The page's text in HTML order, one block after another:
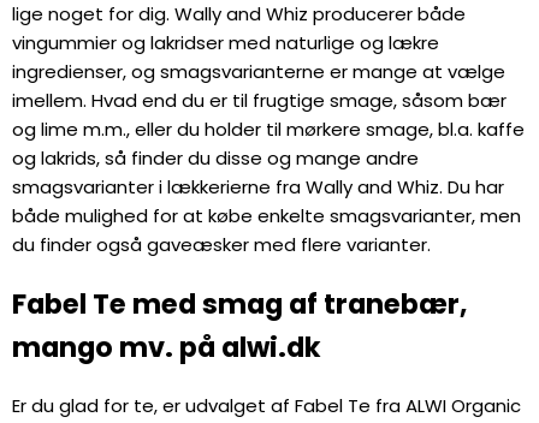
lige noget for dig. Wally and Whiz producerer både
vingummier og lakridser med naturlige og lækre
ingredienser, og smagsvarianterne er mange at vælge
imellem. Hvad end du er til frugtige smage, såsom bær
og lime m.m., eller du holder til mørkere smage, bl.a. kaffe
og lakrids, så finder du disse og mange andre
smagsvarianter i lækkerierne fra Wally and Whiz. Du har
både mulighed for at købe enkelte smagsvarianter, men
du finder også gaveæsker med flere varianter.
Fabel Te med smag af tranebær,
mango mv. på alwi.dk
Er du glad for te, er udvalget af Fabel Te fra ALWI Organic